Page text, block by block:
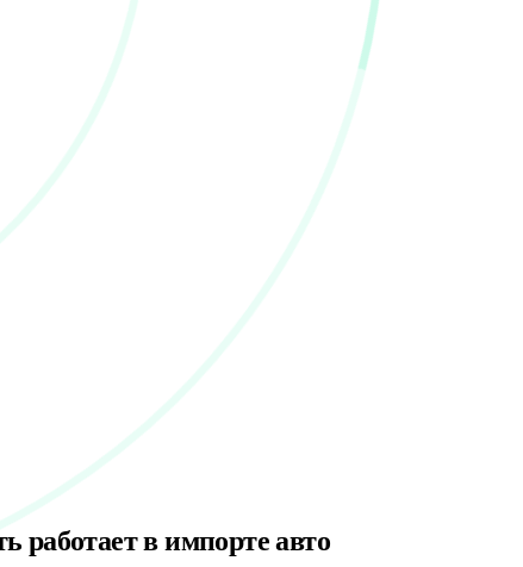
работает в импорте авто